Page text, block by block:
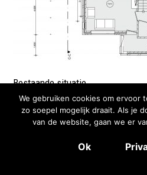
Bestaande situatie
© 2026Bouwkundig
Theme by
We gebruiken cookies om ervoor
zo soepel mogelijk draait. Als je
van de website, gaan we er
Ok